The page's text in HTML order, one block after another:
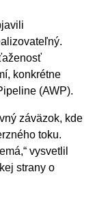
konkrétne
(AWP).
záväzok, kde
toku.
vysvetlil
strany o